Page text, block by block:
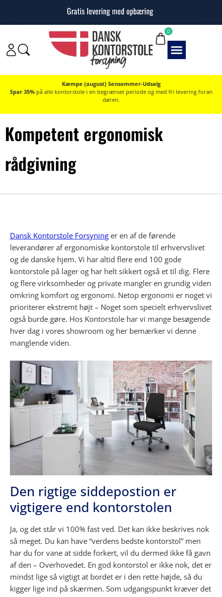
10 års garanti på alle kontorstole
0
Kæmpe (august) Sensommer-Udsalg
Spar 35%på alle kontorstole i en begrænset periode og med fri levering foran
døren.
Kompetent ergonomisk
rådgivning
Dansk Kontorstole Forsyning er en af de førende
leverandører af ergonomiske kontorstole til erhvervslivet
og de danske hjem. Vi har altid flere end 100 gode
kontorstole på lager og har helt sikkert også et til dig. Flere
og flere virksomheder og private mangler en grundig viden
omkring komfort og ergonomi. Netop ergonomi er noget vi
prioriterer ekstremt højt – Noget som specielt erhvervslivet
også burde gøre. Hos Kontorstole har vi mange besøgende
hver dag i vores showroom og her bemærker vi denne
manglende viden.
Den rigtige siddepostion er
vigtigere end kontorstolen
Ja, og det står vi 100% fast ved. Det kan ikke beskrives nok
så meget. Du kan have “verdens bedste kontorstol” men
har du for vane at sidde forkert, vil du dermed ikke få gavn
af den – Overhovedet. En god kontorstol er ikke nok, det er
mindst lige så vigtigt at bordet er i den rette højde, så du
kigger lige ind på skærmen. Som udgangspunkt kræver det